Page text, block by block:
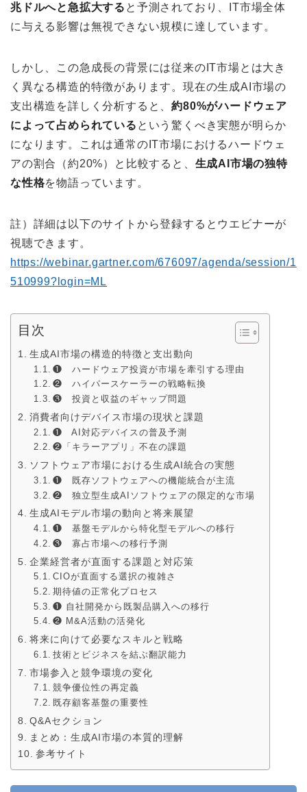
兆ドルへと急拡大する と予測されており、IT市場全体
に与える影響は無視できない規模に達しています。
しかし、この急成長の背景には従来のIT市場とは大き
く異なる構造的特徴があります。現在の生成AI市場の
支出構造を詳しく分析すると、約80%がハードウェア
によって占められている という驚くべき実態が明らか
になります。これは通常のIT市場におけるハードウェ
アの割合（約20%）と比較すると、 生成AI市場の独特
な性格を物語っています。
註）詳細は以下のサイトから登録するとウエビナーが
視聴できます。
https://webinar.gartner.com/676097/agenda/session/1
510999?login=ML
目次
生成AI市場の構造的特徴と支出動向
❶ ハードウェア投資が市場を牽引する理由
❷ ハイパースケーラーの戦略転換
❸ 投資と収益のギャップ問題
消費者向けデバイス市場の現状と課題
❶ AI対応デバイスの普及予測
❷「キラーアプリ」不在の課題
ソフトウェア市場における生成AI統合の実態
❶ 既存ソフトウェアへの機能統合が主流
❷ 独立型生成AIソフトウェアの限定的な市場
生成AIモデル市場の動向と将来展望
❶ 基盤モデルから特化型モデルへの移行
❸ 寡占市場への移行予測
企業経営者が直面する課題と対応策
CIOが直面する選択の複雑さ
期待値の正常化プロセス
❶ 自社開発から既製品購入への移行
❷ M&A活動の活発化
将来に向けて必要なスキルと戦略
技術とビジネスを結ぶ翻訳能力
市場参入と競争環境の変化
競争優位性の再定義
既存顧客基盤の重要性
Q&Aセクション
まとめ：生成AI市場の本質的理解
参考サイト